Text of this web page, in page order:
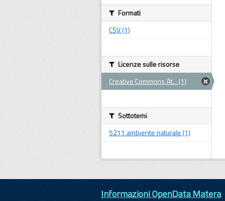
Formati
CSV (1)
Licenze sulle risorse
Creative Commons At... (1)
Sottotemi
5211 ambiente naturale (1)
Informazioni OpenData Matera